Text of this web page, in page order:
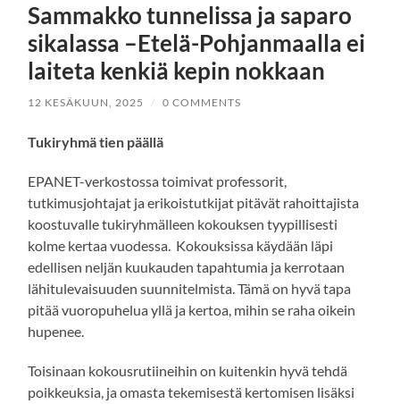
Sammakko tunnelissa ja saparo
sikalassa –Etelä-Pohjanmaalla ei
laiteta kenkiä kepin nokkaan
12 KESÄKUUN, 2025 / 0 COMMENTS
Tukiryhmä tien päällä
EPANET-verkostossa toimivat professorit,
tutkimusjohtajat ja erikoistutkijat pitävät rahoittajista
koostuvalle tukiryhmälleen kokouksen tyypillisesti
kolme kertaa vuodessa. Kokouksissa käydään läpi
edellisen neljän kuukauden tapahtumia ja kerrotaan
lähitulevaisuuden suunnitelmista. Tämä on hyvä tapa
pitää vuoropuhelua yllä ja kertoa, mihin se raha oikein
hupenee.
Toisinaan kokousrutiineihin on kuitenkin hyvä tehdä
poikkeuksia, ja omasta tekemisestä kertomisen lisäksi